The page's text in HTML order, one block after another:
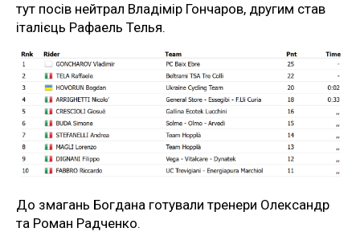
тут посів нейтрал Владімір Гончаров, другим став
італієць Рафаель Телья.
До змагань Богдана готували тренери Олександр
та Роман Радченко.